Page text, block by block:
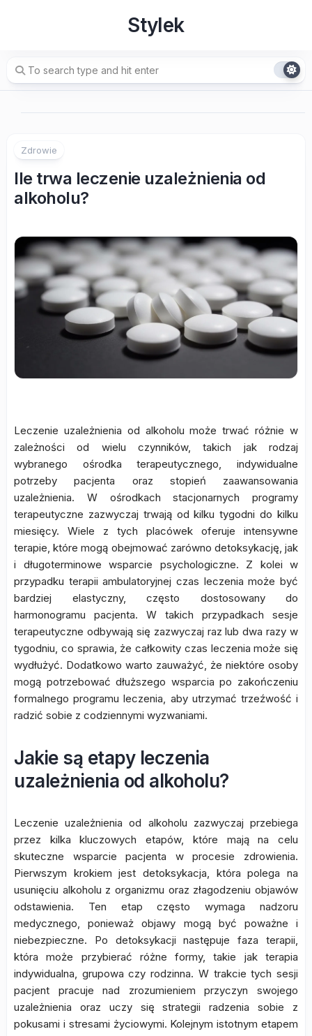
Stylek
Zdrowie
Ile trwa leczenie uzależnienia od
alkoholu?
Leczenie uzależnienia od alkoholu może trwać różnie w
zależności od wielu czynników, takich jak rodzaj
wybranego ośrodka terapeutycznego, indywidualne
potrzeby pacjenta oraz stopień zaawansowania
uzależnienia. W ośrodkach stacjonarnych programy
terapeutyczne zazwyczaj trwają od kilku tygodni do kilku
miesięcy. Wiele z tych placówek oferuje intensywne
terapie, które mogą obejmować zarówno detoksykację, jak
i długoterminowe wsparcie psychologiczne. Z kolei w
przypadku terapii ambulatoryjnej czas leczenia może być
bardziej elastyczny, często dostosowany do
harmonogramu pacjenta. W takich przypadkach sesje
terapeutyczne odbywają się zazwyczaj raz lub dwa razy w
tygodniu, co sprawia, że całkowity czas leczenia może się
wydłużyć. Dodatkowo warto zauważyć, że niektóre osoby
mogą potrzebować dłuższego wsparcia po zakończeniu
formalnego programu leczenia, aby utrzymać trzeźwość i
radzić sobie z codziennymi wyzwaniami.
Jakie są etapy leczenia
uzależnienia od alkoholu?
Leczenie uzależnienia od alkoholu zazwyczaj przebiega
przez kilka kluczowych etapów, które mają na celu
skuteczne wsparcie pacjenta w procesie zdrowienia.
Pierwszym krokiem jest detoksykacja, która polega na
usunięciu alkoholu z organizmu oraz złagodzeniu objawów
odstawienia. Ten etap często wymaga nadzoru
medycznego, ponieważ objawy mogą być poważne i
niebezpieczne. Po detoksykacji następuje faza terapii,
która może przybierać różne formy, takie jak terapia
indywidualna, grupowa czy rodzinna. W trakcie tych sesji
pacjent pracuje nad zrozumieniem przyczyn swojego
uzależnienia oraz uczy się strategii radzenia sobie z
pokusami i stresami życiowymi. Kolejnym istotnym etapem